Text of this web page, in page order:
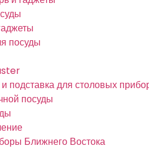
посуды
подставка для столовых
посуды
Ближнего Востока